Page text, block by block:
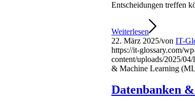
Entscheidungen treffen
Weiterlesen
22. März 2025/von IT-
https://it-glossary.com/
content/uploads/2025/
& Machine Learning
Datenbanken